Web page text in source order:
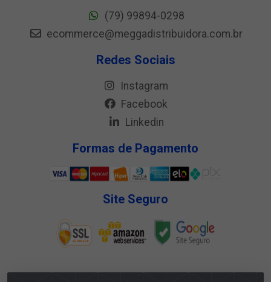
(79) 99894-0298
ecommerce@meggadistribuidora.com.br
Redes Sociais
Instagram
Facebook
Linkedin
Formas de Pagamento
Site Seguro